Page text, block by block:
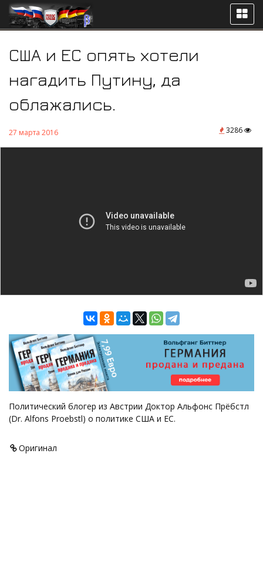
США и ЕС опять хотели
нагадить Путину, да
облажались.
27 марта 2016 3286
Политический блогер из Австрии Доктор Альфонс Прёбстл
(Dr. Alfons Proebstl) о политике США и ЕС.
Оригинал